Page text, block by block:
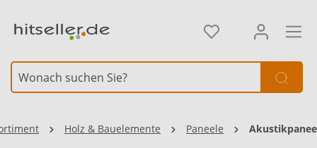
Holz & Bauelemente Paneele